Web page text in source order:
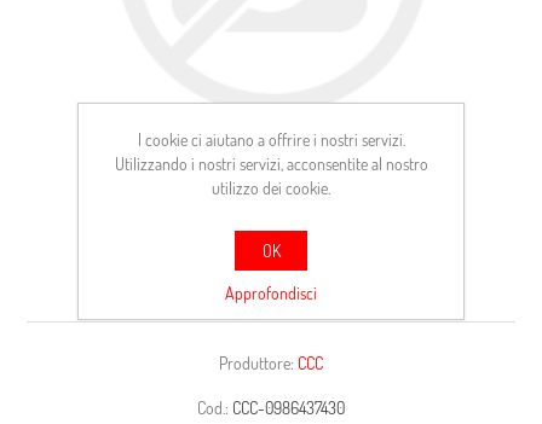
CARCASSA
Produttore: CCC
Cod.: CCC-0986437430
I cookie ci aiutano a offrire i nostri servizi.
Utilizzando i nostri servizi, acconsentite al nostro
utilizzo dei cookie.
OK
Approfondisci